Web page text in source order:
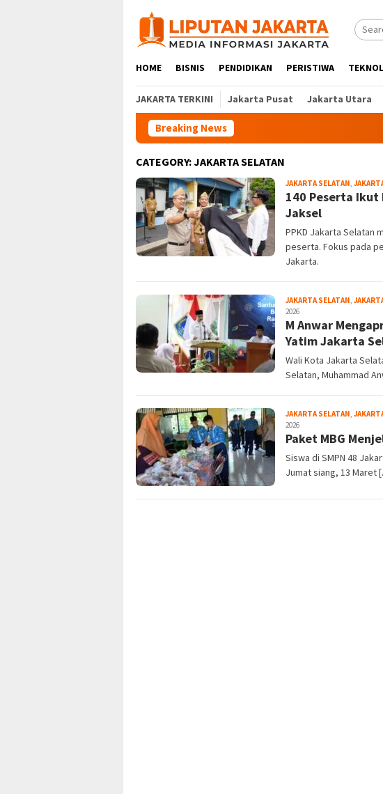
content
HOME BISNIS PENDIDIKAN PERISTIWA
JAKARTA TERKINI Jakarta Pusat Jakarta Utara
Breaking News
CATEGORY:JAKARTA SELATAN
JAKARTA SELATAN,
140 Peserta Ikut
Jaksel
PPKD Jakarta Selatan
peserta. Fokus pada
Jakarta.
JAKARTA SELATAN,
2026
M Anwar
Yatim Jakarta
Wali Kota Jakarta
Selatan, Muhammad
JAKARTA SELATAN,
2026
Paket MBG
Siswa di SMPN 48
Jumat siang, 13 Maret